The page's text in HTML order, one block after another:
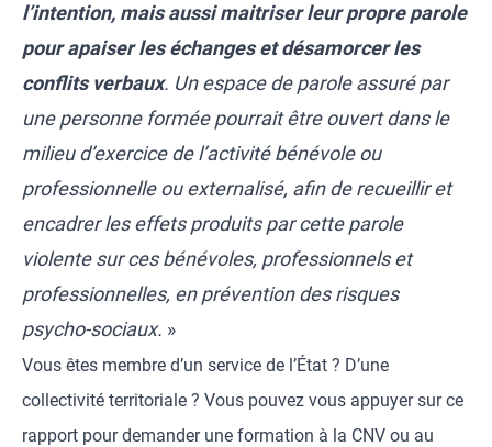
l’intention, mais aussi maitriser leur propre parole
pour apaiser les échanges et désamorcer les
conflits verbaux. Un espace de parole assuré par
une personne formée pourrait être ouvert dans le
milieu d’exercice de l’activité bénévole ou
professionnelle ou externalisé, afin de recueillir et
encadrer les effets produits par cette parole
violente sur ces bénévoles, professionnels et
professionnelles, en prévention des risques
psycho-sociaux. »
Vous êtes membre d’un service de l’État ? D’une
collectivité territoriale ? Vous pouvez vous appuyer sur ce
rapport pour demander une formation à la CNV ou au